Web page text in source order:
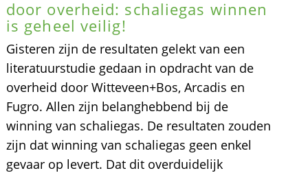
door overheid: schaliegas winnen
is geheel veilig!
Gisteren zijn de resultaten gelekt van een
literatuurstudie gedaan in opdracht van de
overheid door Witteveen+Bos, Arcadis en
Fugro. Allen zijn belanghebbend bij de
winning van schaliegas. De resultaten zouden
zijn dat winning van schaliegas geen enkel
gevaar op levert. Dat dit overduidelijk